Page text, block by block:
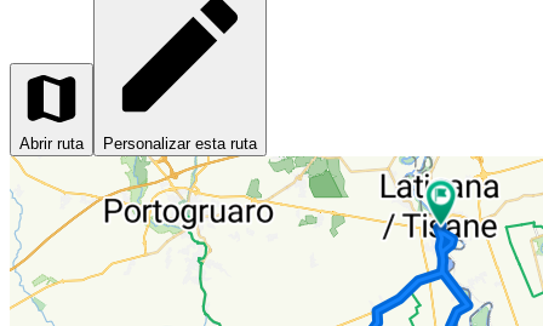
Abrir ruta Personalizar esta ruta